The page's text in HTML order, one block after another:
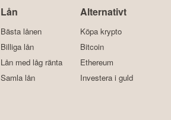
Lån
Bästa lånen
Billiga lån
Lån med låg ränta
Samla lån
Alternativt
Köpa krypto
Bitcoin
Ethereum
Investera i guld